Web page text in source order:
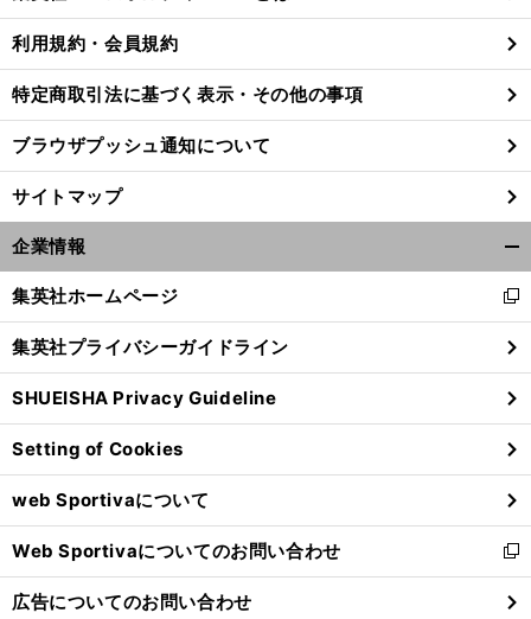
前
利用規約・会員規約
特定商取引法に基づく表示・その他の事項
ブラウザプッシュ通知について
サイトマップ
企業情報
閉
る
集英社ホームページ
新
し
い
ウ
ィ
ン
ド
ウ
で
開
く
集英社プライバシーガイドライン
SHUEISHA Privacy Guideline
Setting of Cookies
web Sportivaについて
Web Sportivaについてのお問い合わせ
新
し
い
広告についてのお問い合わせ